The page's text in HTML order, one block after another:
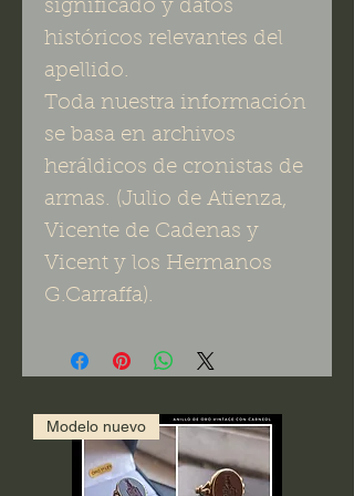
significado y datos
históricos relevantes del
apellido.
Toda nuestra información
se basa en archivos
heráldicos de cronistas de
armas. (Julio de Atienza,
Vicente de Cadenas y
Vicent y los Hermanos
G.Carraffa).
Modelo nuevo